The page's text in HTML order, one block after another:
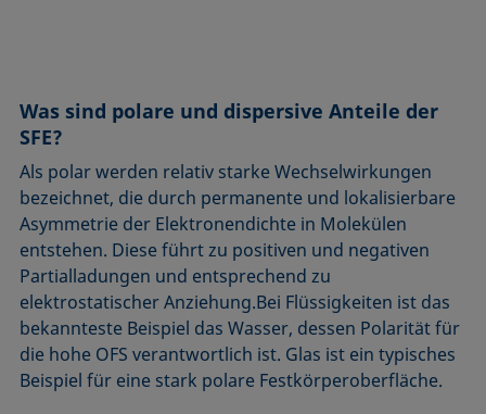
Was sind polare und dispersive Anteile der
SFE?
Als polar werden relativ starke Wechselwirkungen
bezeichnet, die durch permanente und lokalisierbare
Asymmetrie der Elektronendichte in Molekülen
entstehen. Diese führt zu positiven und negativen
Partialladungen und entsprechend zu
elektrostatischer Anziehung.Bei Flüssigkeiten ist das
bekannteste Beispiel das Wasser, dessen Polarität für
die hohe OFS verantwortlich ist. Glas ist ein typisches
Beispiel für eine stark polare Festkörperoberfläche.